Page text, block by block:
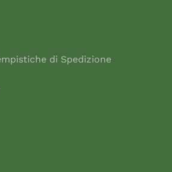
di Spedizione